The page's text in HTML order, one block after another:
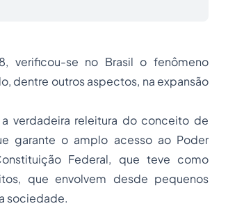
verificou-se no Brasil o fenômeno
dentre outros aspectos, na expansão
verdadeira releitura do conceito de
garante o amplo acesso ao Poder
Federal, que teve como
que envolvem desde pequenos
sociedade.